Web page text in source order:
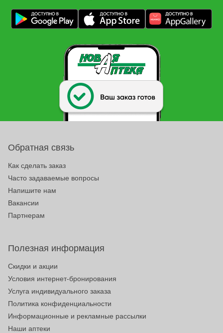
Обратная связь
Как сделать заказ
Часто задаваемые вопросы
Напишите нам
Вакансии
Партнерам
Полезная информация
Скидки и акции
Условия интернет-бронирования
Услуга индивидуального заказа
Политика конфиденциальности
Информационные и рекламные рассылки
Наши аптеки